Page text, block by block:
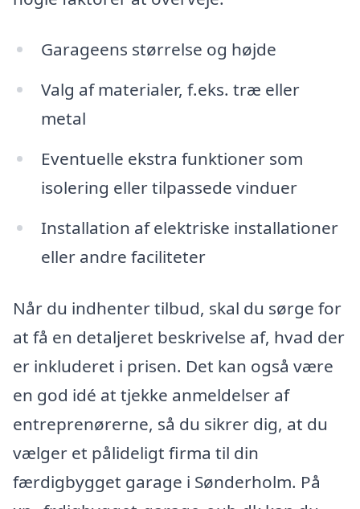
Garageens størrelse og højde
Valg af materialer, f.eks. træ eller
metal
Eventuelle ekstra funktioner som
isolering eller tilpassede vinduer
Installation af elektriske installationer
eller andre faciliteter
Når du indhenter tilbud, skal du sørge for
at få en detaljeret beskrivelse af, hvad der
er inkluderet i prisen. Det kan også være
en god idé at tjekke anmeldelser af
entreprenørerne, så du sikrer dig, at du
vælger et pålideligt firma til din
færdigbygget garage i Sønderholm. På